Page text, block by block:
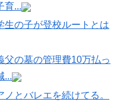
育...
生の子が登校ルートとは
父の墓の管理費10万払っ
...
とバレエを続けてる。